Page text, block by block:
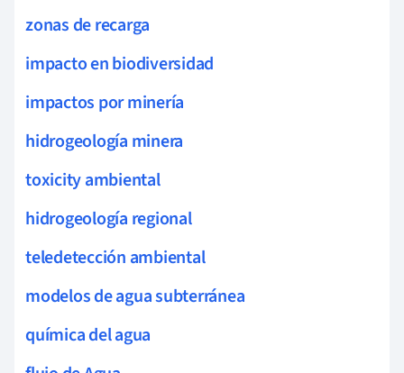
zonas de recarga
impacto en biodiversidad
impactos por minería
hidrogeología minera
toxicity ambiental
hidrogeología regional
teledetección ambiental
modelos de agua subterránea
química del agua